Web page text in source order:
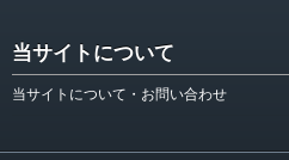
当サイトについて
当サイトについて・お問い合わせ